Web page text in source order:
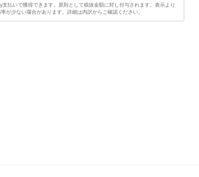
支払いで獲得できます。原則として税抜金額に対し付与されます。表示より
が少ない場合があります。詳細は内訳からご確認ください。